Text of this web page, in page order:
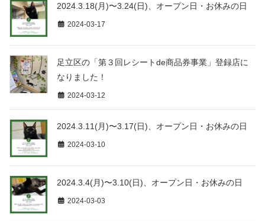
2024.3.18(月)〜3.24(日)、オープン日・お休みの日
2024-03-17
足立区の「第３回レシートde商品券事業」登録店に
なりました！
2024-03-12
2024.3.11(月)〜3.17(日)、オープン日・お休みの日
2024-03-10
2024.3.4(月)〜3.10(日)、オープン日・お休みの日
2024-03-03